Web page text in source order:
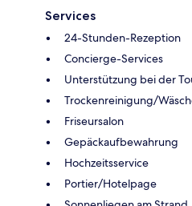
Services
24-Stunden-Rezeption
Concierge-Services
Unterstützung bei der
Trockenreinigung/
Friseursalon
Gepäckaufbewahrung
Hochzeitsservice
Portier/Hotelpage